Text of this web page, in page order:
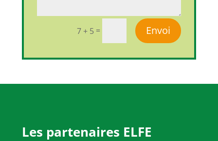
7 + 5 = Envoi
Les partenaires ELFE